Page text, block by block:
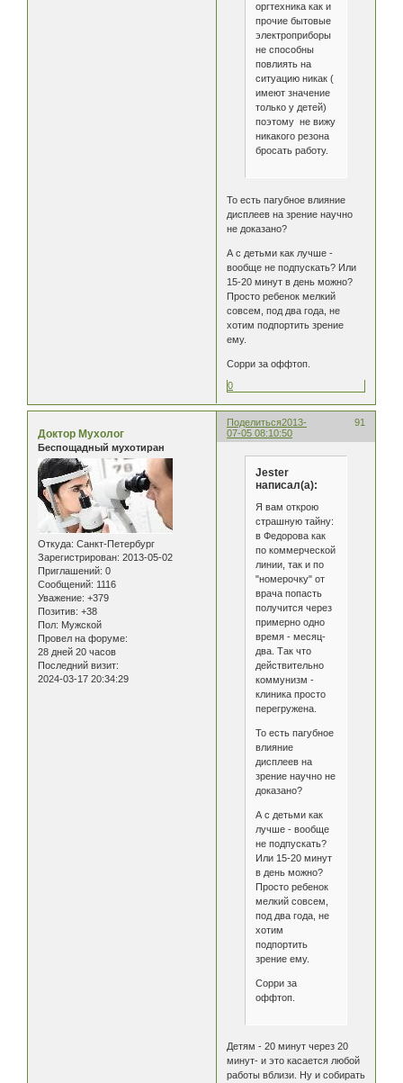
оргтехника как и
прочие бытовые
электроприборы
не способны
повлиять на
ситуацию никак (
имеют значение
только у детей)
поэтому не вижу
никакого резона
бросать работу.
То есть пагубное влияние
дисплеев на зрение научно
не доказано?
А с детьми как лучше -
вообще не подпускать? Или
15-20 минут в день можно?
Просто ребенок мелкий
совсем, под два года, не
хотим подпортить зрение
ему.
Сорри за оффтоп.
0
Поделиться 91
2013-
07-05 08:10:50
Доктор Мухолог
Беспощадный мухотиран
Откуда: Санкт-Петербург
Зарегистрирован: 2013-05-02
Приглашений: 0
Сообщений: 1116
Уважение: +379
Позитив: +38
Пол: Мужской
Провел на форуме:
28 дней 20 часов
Последний визит:
2024-03-17 20:34:29
Jester
написал(а):
Я вам открою
страшную тайну:
в Федорова как
по коммерческой
линии, так и по
"номерочку" от
врача попасть
получится через
примерно одно
время - месяц-
два. Так что
действительно
коммунизм -
клиника просто
перегружена.
То есть пагубное
влияние
дисплеев на
зрение научно не
доказано?
А с детьми как
лучше - вообще
не подпускать?
Или 15-20 минут
в день можно?
Просто ребенок
мелкий совсем,
под два года, не
хотим
подпортить
зрение ему.
Сорри за
оффтоп.
Детям - 20 минут через 20
минут- и это касается любой
работы вблизи. Ну и собирать